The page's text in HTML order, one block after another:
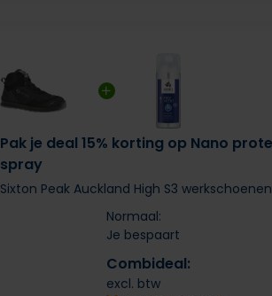
Pak je deal 15% korting op Nano
spray
Sixton Peak Auckland High S3
Normaal:
Je bespaart
Combideal:
excl. btw